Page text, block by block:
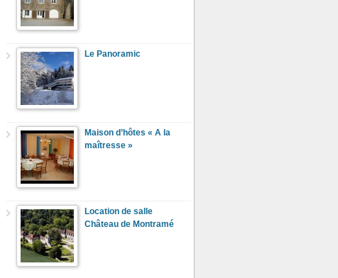
Le Panoramic
Maison d’hôtes « A la
maîtresse »
Location de salle
Château de Montramé